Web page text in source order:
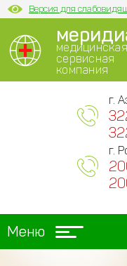
Версия для
медицинская
сервисная
компания
г.
г.
Меню